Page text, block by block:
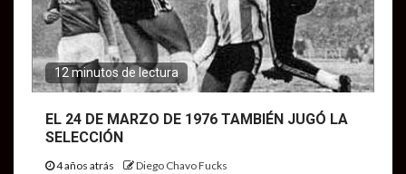
12 minutos de lectura
EL 24 DE MARZO DE 1976 TAMBIÉN JUGÓ LA
SELECCIÓN
4 años atrás Diego Chavo Fucks